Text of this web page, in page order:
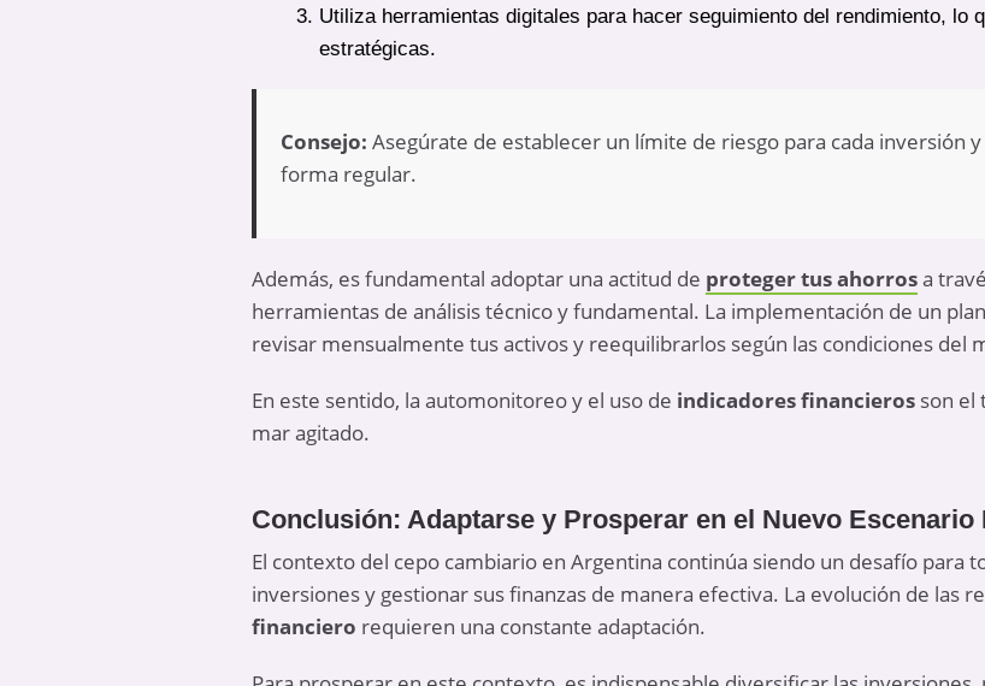
Utiliza herramientas digitales para hacer seguimiento del rendimiento, lo
estratégicas.
Consejo: Asegúrate de establecer un límite de riesgo para cada inversión
forma regular.
Además, es fundamental adoptar una actitud de proteger tus ahorrosa
herramientas de análisis técnico y fundamental. La implementación de un
revisar mensualmente tus activos y reequilibrarlos según las condiciones del
En este sentido, la automonitoreoy el uso de indicadores financieros son el
mar agitado.
Conclusión: Adaptarse y Prosperar en el Nuevo
El contexto del cepo cambiario en Argentina continúa siendo un desafío para
inversiones y gestionar sus finanzas de manera efectiva. La evolución de las
financiero requieren una constante adaptación.